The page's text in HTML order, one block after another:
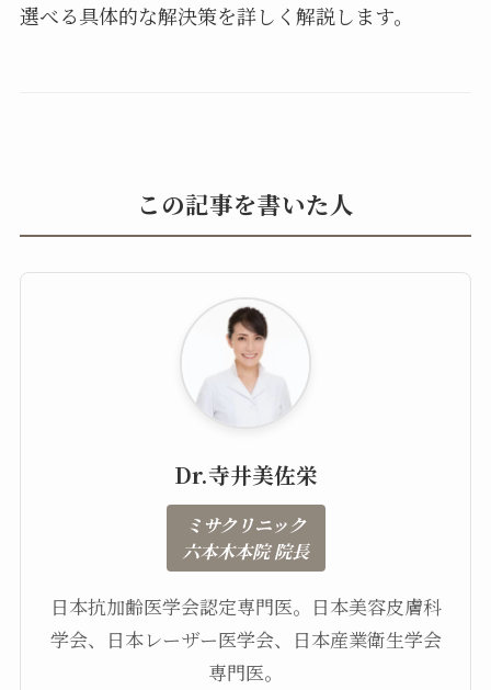
選べる具体的な解決策を詳しく解説します。
この記事を書いた人
Dr.寺井美佐栄
ミサクリニック
六本木本院 院長
日本抗加齢医学会認定専門医。日本美容皮膚科
学会、日本レーザー医学会、日本産業衛生学会
専門医。